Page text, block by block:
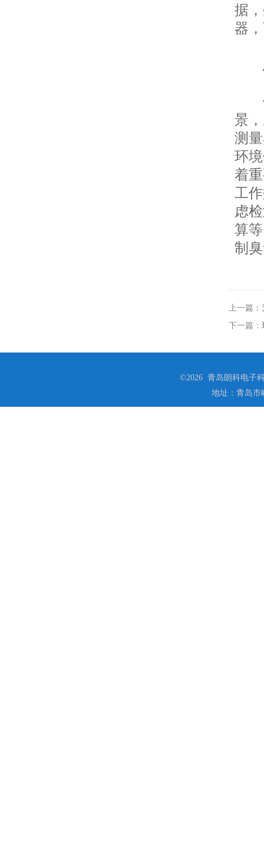
据
器
便
景
测
环
着
工
虑
算
制
上一篇：
下一篇：
©2026 青岛朗科电子
地址：青岛市